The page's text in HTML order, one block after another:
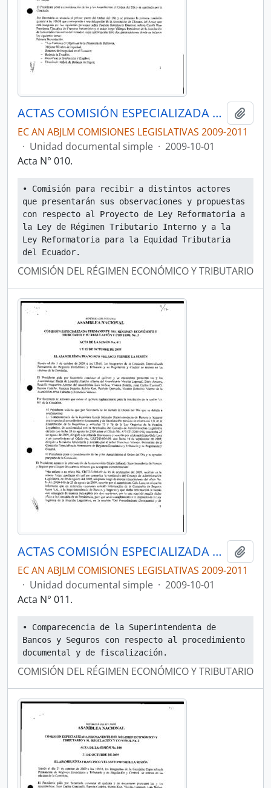
ACTAS COMISIÓN ESPECIALIZADA PERMANENTE DEL RÉGIMEN ECONÓMICO Y TRIBUTARIO Y SU REGULACIÓN Y CONTROL
EC AN ABJLM COMISIONES LEGISLATIVAS 2009-2011
· Unidad documental simple · 2009-10-01
Acta N° 010.
• Comisión para recibir a distintos actores
que presentarán sus observaciones y propuestas
con respecto al Proyecto de Ley Reformatoria a
la Ley de Régimen Tributario Interno y a la
Ley Reformatoria para la Equidad Tributaria
del Ecuador.
COMISIÓN DEL RÉGIMEN ECONÓMICO Y TRIBUTARIO
ACTAS COMISIÓN ESPECIALIZADA PERMANENTE DEL RÉGIMEN ECONÓMICO Y TRIBUTARIO Y SU REGULACIÓN Y CONTROL
EC AN ABJLM COMISIONES LEGISLATIVAS 2009-2011
· Unidad documental simple · 2009-10-01
Acta N° 011.
• Comparecencia de la Superintendenta de
Bancos y Seguros con respecto al procedimiento
documental y de fiscalización.
COMISIÓN DEL RÉGIMEN ECONÓMICO Y TRIBUTARIO